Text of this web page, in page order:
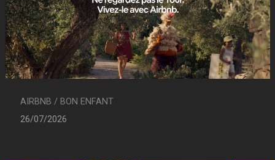
AIRBNB / BON ENFANT
26/07/2026